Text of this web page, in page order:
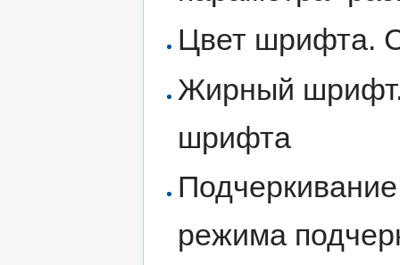
Цвет шрифта.
Жирный
шрифта
режима